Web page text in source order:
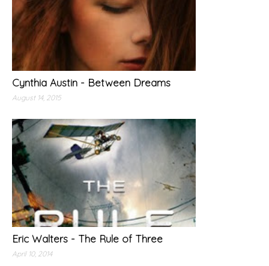
Cynthia Austin - Between Dreams
August 14, 2015
Eric Walters - The Rule of Three
April 10, 2014